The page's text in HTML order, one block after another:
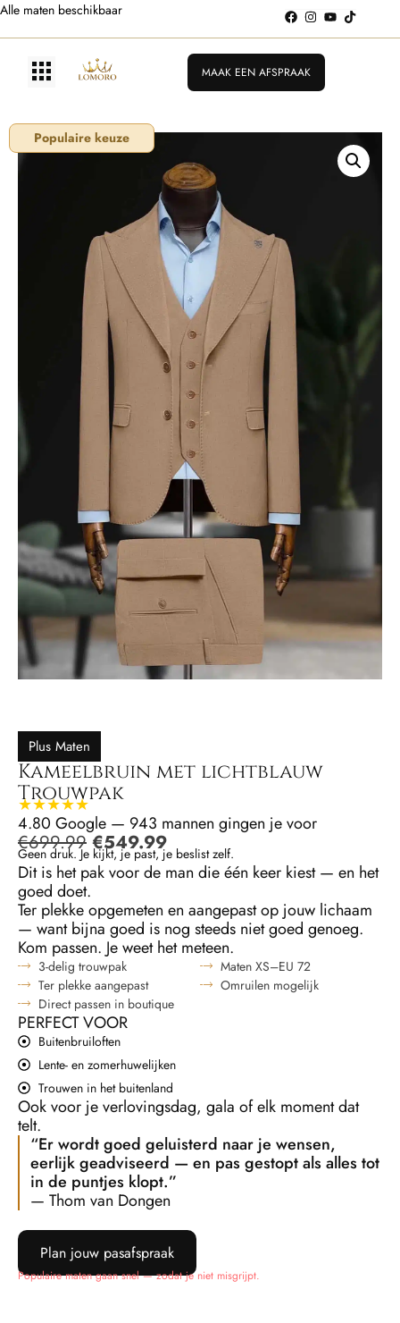
Alle maten beschikbaar
MAAK EEN AFSPRAAK
Populaire keuze
Plus Maten
Kameelbruin met lichtblauw
Trouwpak
★★★★★
4.80 Google — 943 mannen gingen je voor
€699.99 €549.99
Geen druk. Je kijkt, je past, je beslist zelf.
Dit is het pak voor de man die één keer kiest — en het
goed doet.
Ter plekke opgemeten en aangepast op jouw lichaam
— want bijna goed is nog steeds niet goed genoeg.
Kom passen. Je weet het meteen.
3-delig trouwpak
Ter plekke aangepast
Direct passen in boutique
Maten XS–EU 72
Omruilen mogelijk
PERFECT VOOR
Buitenbruiloften
Lente- en zomerhuwelijken
Trouwen in het buitenland
Ook voor je verlovingsdag, gala of elk moment dat
telt.
“Er wordt goed geluisterd naar je wensen,
eerlijk geadviseerd — en pas gestopt als alles tot
in de puntjes klopt.”
— Thom van Dongen
Plan jouw pasafspraak
Populaire maten gaan snel — zodat je niet misgrijpt.